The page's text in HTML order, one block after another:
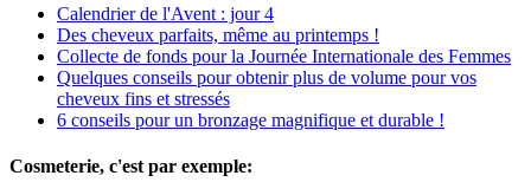
Calendrier de l'Avent : jour 4
Des cheveux parfaits, même au printemps !
Collecte de fonds pour la Journée Internationale des Femmes
Quelques conseils pour obtenir plus de volume pour vos
cheveux fins et stressés
6 conseils pour un bronzage magnifique et durable !
Cosmeterie, c'est par exemple: